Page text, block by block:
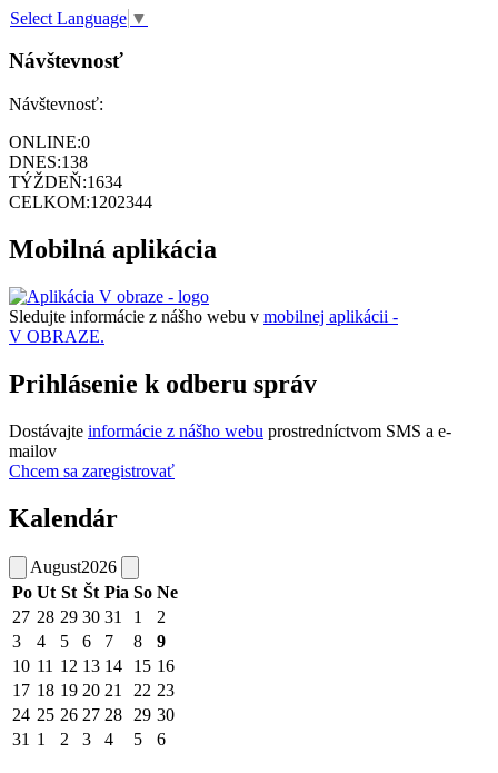
Select Language ▼
Návštevnosť
Návštevnosť:
ONLINE:0
DNES:138
TÝŽDEŇ:1634
CELKOM:1202344
Mobilná aplikácia
Sledujte informácie z nášho webu v mobilnej aplikácii -
V OBRAZE.
Prihlásenie k odberu správ
Dostávajte informácie z nášho webu prostredníctvom SMS a e-
mailov
Chcem sa zaregistrovať
Kalendár
August2026
Po Ut St Št Pia So Ne
27 28 29 30 31 1
2
3
4 5 6 7 8
9
10 11 12 13 14 15 16
17 18 19 20 21 22 23
24 25 26 27 28 29 30
31 1 2 3 4 5 6